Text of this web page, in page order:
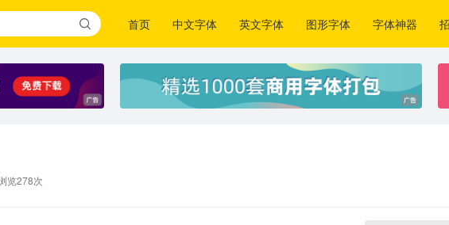
首页 中文字体 英文字体 图形字体 字体神器
览278次